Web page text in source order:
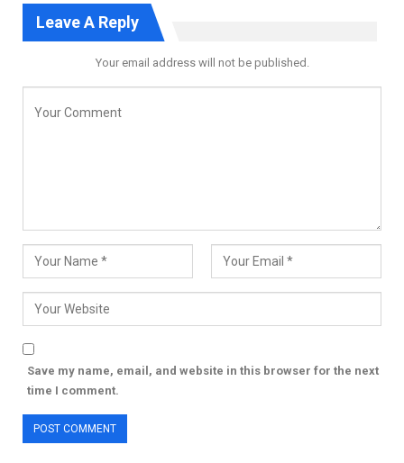
Leave A Reply
Your email address will not be published.
Save my name, email, and website in this browser for the next
time I comment.